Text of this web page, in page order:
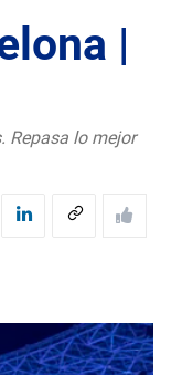
|
Repasa lo mejor